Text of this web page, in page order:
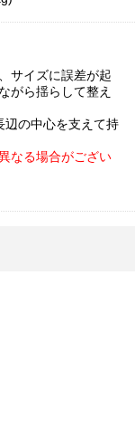
サイズに誤差が起
がら揺らして整え
の中心を支えて持
なる場合がござい